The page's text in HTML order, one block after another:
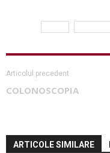
Articolul precedent
COLONOSCOPIA
ARTICOLE SIMILARE